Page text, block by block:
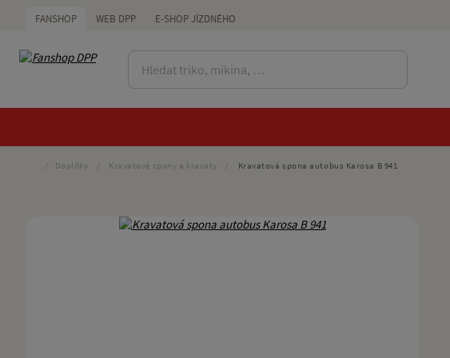
FANSHOP WEB DPP E-SHOP JÍZDNÉHO
Doplňky Kravatové spony a kravaty Kravatová spona autobus Karosa B 941